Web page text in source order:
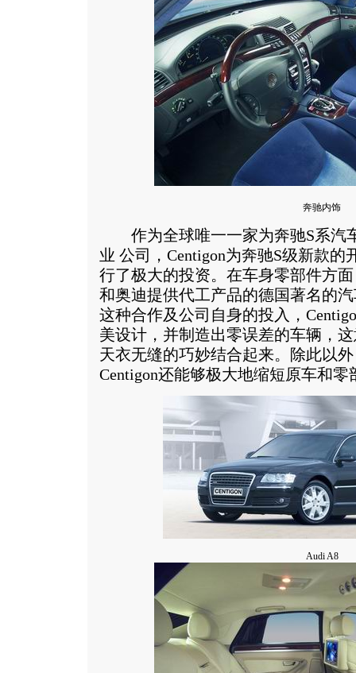
奔驰内饰
作为全球唯一一家为奔驰S系汽
业 公司，Centigon为奔驰S级新款
行了极大的投资。在车身零部件方面
和奥迪提供代工产品的德国著名的
这种合作及公司自身的投入，
美设计，并制造出零误差的车辆，
天衣无缝的巧妙结合起来。除此以
Centigon还能够极大地缩短原车和
Audi A8